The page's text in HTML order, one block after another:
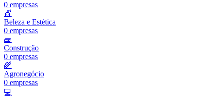
0 empresas
💇
Beleza e Estética
0 empresas
🧱
Construção
0 empresas
🌾
Agronegócio
0 empresas
💻